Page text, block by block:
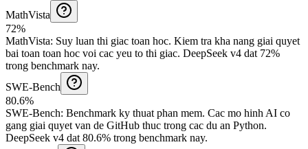
MathVista
72%
MathVista: Suy luan thi giac toan hoc. Kiem tra kha nang giai quyet
bai toan toan hoc voi cac yeu to thi giac. DeepSeek v4 dat 72%
trong benchmark nay.
SWE-Bench
80.6%
SWE-Bench: Benchmark ky thuat phan mem. Cac mo hinh AI co
gang giai quyet van de GitHub thuc trong cac du an Python.
DeepSeek v4 dat 80.6% trong benchmark nay.